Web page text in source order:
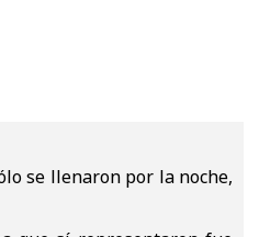
se llenaron por la noche,